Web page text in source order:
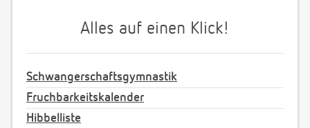
Alles auf einen Klick!
Schwangerschaftsgymnastik
Fruchbarkeitskalender
Hibbelliste